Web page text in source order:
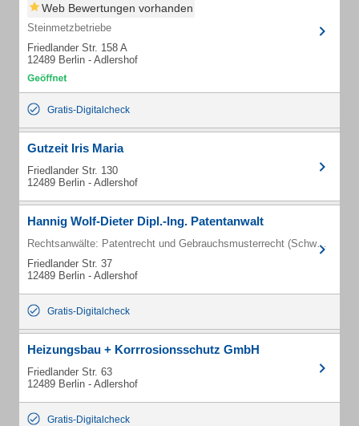
Web Bewertungen vorhanden
Steinmetzbetriebe
Friedlander Str. 158 A
12489 Berlin - Adlershof
Gratis-Digitalcheck
Gutzeit Iris Maria
Friedlander Str. 130
12489 Berlin - Adlershof
Hannig Wolf-Dieter Dipl.-Ing. Patentanwalt
Rechtsanwälte: Patentrecht und Gebrauchsmusterrecht (Schwerpunkt)
Friedlander Str. 37
12489 Berlin - Adlershof
Gratis-Digitalcheck
Heizungsbau + Korrrosionsschutz GmbH
Friedlander Str. 63
12489 Berlin - Adlershof
Gratis-Digitalcheck